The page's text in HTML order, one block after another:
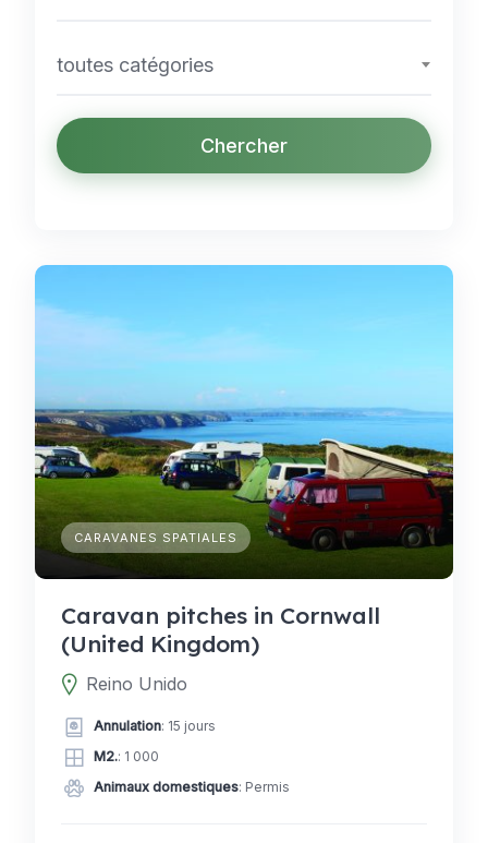
toutes catégories
Chercher
CARAVANES SPATIALES
Caravan pitches in Cornwall
(United Kingdom)
Reino Unido
Annulation: 15 jours
M2.: 1 000
Animaux domestiques: Permis